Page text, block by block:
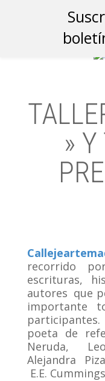
»
recorrido
escrituras,
autores que
importante
poeta de
Neruda,
Alejandra
E.E.